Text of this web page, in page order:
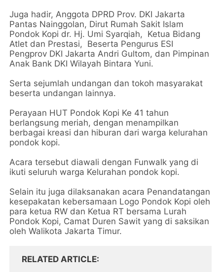
Juga hadir, Anggota DPRD Prov. DKI Jakarta
Pantas Nainggolan, Dirut Rumah Sakit Islam
Pondok Kopi dr. Hj. Umi Syarqiah, Ketua Bidang
Atlet dan Prestasi, Beserta Pengurus ESI
Pengprov DKI Jakarta Andri Gultom, dan Pimpinan
Anak Bank DKI Wilayah Bintara Yuni.
Serta sejumlah undangan dan tokoh masyarakat
beserta undangan lainnya.
Perayaan HUT Pondok Kopi Ke 41 tahun
berlangsung meriah, dengan menampilkan
berbagai kreasi dan hiburan dari warga kelurahan
pondok kopi.
Acara tersebut diawali dengan Funwalk yang di
ikuti seluruh warga Kelurahan pondok kopi.
Selain itu juga dilaksanakan acara Penandatangan
kesepakatan kebersamaan Logo Pondok Kopi oleh
para ketua RW dan Ketua RT bersama Lurah
Pondok Kopi, Camat Duren Sawit yang di saksikan
oleh Walikota Jakarta Timur.
RELATED ARTICLE